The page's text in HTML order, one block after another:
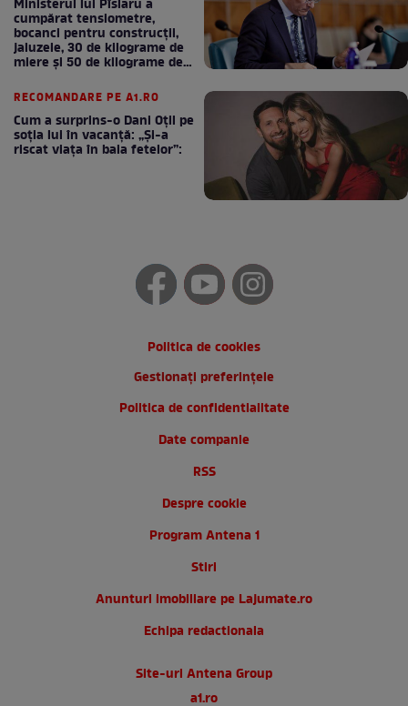
Ministerul lui Pîslaru a
cumpărat tensiometre,
bocanci pentru construcții,
jaluzele, 30 de kilograme de
miere și 50 de kilograme de
RECOMANDARE PE A1.RO
Cum a surprins-o Dani Oțil pe
soția lui în vacanță: „Și-a
riscat viața în baia fetelor”:
Politica de cookies
Gestionați preferințele
Politica de confidentialitate
Date companie
RSS
Despre cookie
Program Antena 1
Stiri
Anunturi imobiliare pe Lajumate.ro
Echipa redactionala
Site-uri Antena Group
a1.ro